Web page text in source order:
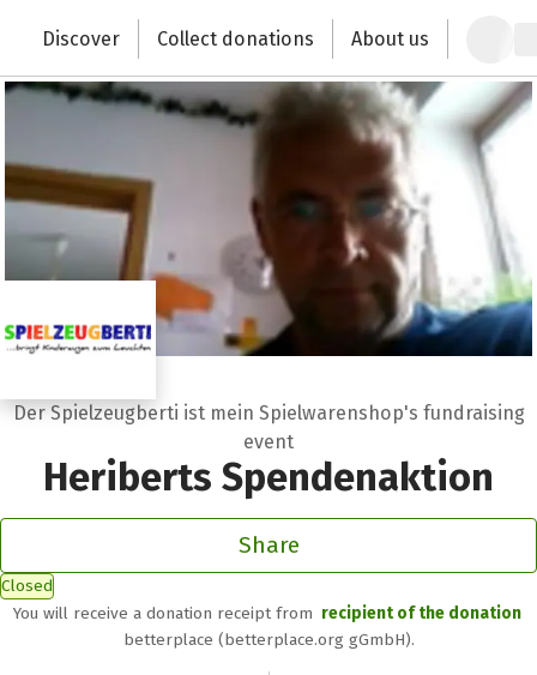
Change the world with your donation
Discover Collect donations About us
Der Spielzeugberti ist mein Spielwarenshop's fundraising
event
Heriberts Spendenaktion
Share
Closed
You will receive a donation receipt from recipient of the donation
betterplace (betterplace.org gGmbH).